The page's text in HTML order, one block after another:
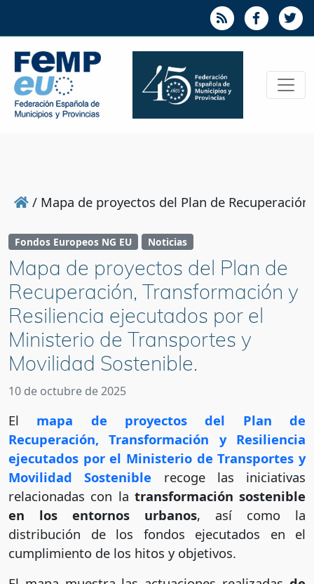
/ Mapa de proyectos del Plan de
Fondos Europeos NG EU Noticias
Mapa de proyectos del Plan de
Recuperación, Transformación y
Resiliencia ejecutados por el
Ministerio de Transportes y
Movilidad Sostenible.
10 de octubre de 2025
El mapa de proyectos del Plan de
Recuperación, Transformación y Resiliencia
ejecutados por el Ministerio de Transportes y
Movilidad Sostenible recoge las iniciativas
relacionadas con la transformación sostenible
en los entornos urbanos, así como la
distribución de los fondos ejecutados en el
cumplimiento de los hitos y objetivos.